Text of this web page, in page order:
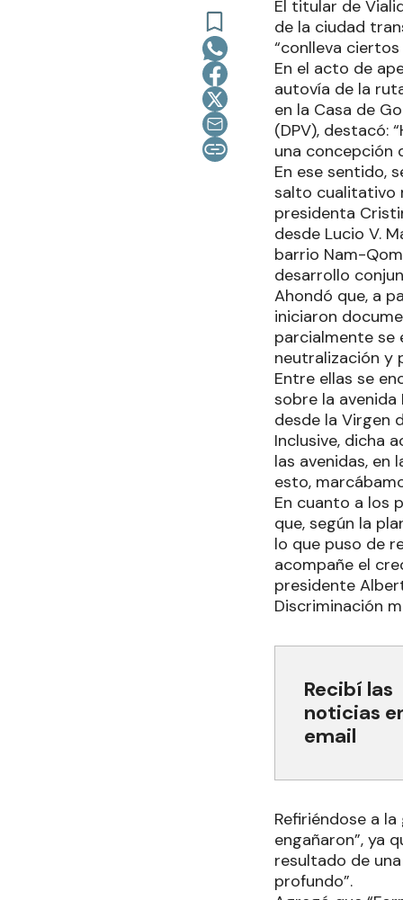
El titular de
de la ciudad
“conlleva
En el acto de
autovía de la
en la Casa de
(DPV), destacó:
una concepción
En ese sentido,
salto cualitativo
presidenta
desde Lucio V.
barrio Nam-
desarrollo
Ahondó que, a
iniciaron
parcialmente se
neutralización y
Entre ellas se
sobre la
desde la Virgen
Inclusive, dicha
las avenidas, en
esto,
En cuanto a los
que, según la
lo que puso de
acompañe el
presidente
Discriminación
Recibí las
noticias
email
Refiriéndose a
engañaron”, ya
resultado de
profundo”.